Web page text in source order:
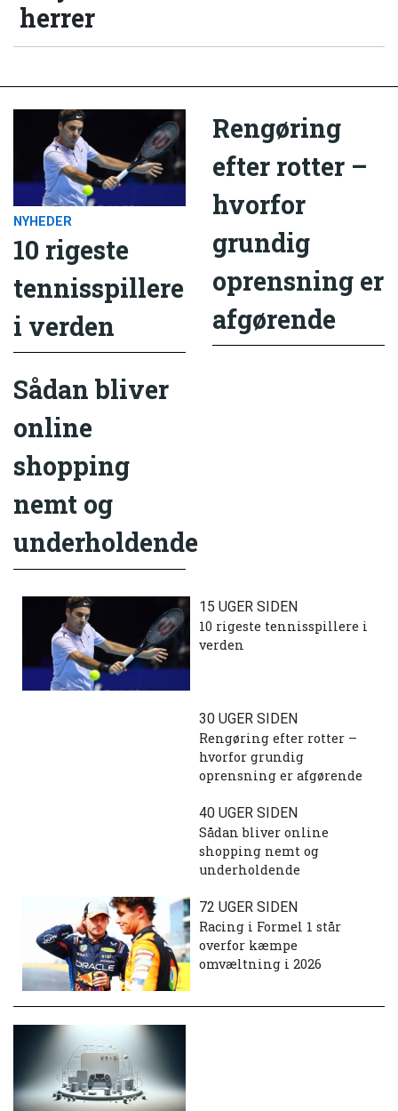
herrer
NYHEDER
10 rigeste
tennisspillere
i verden
Rengøring
efter rotter –
hvorfor
grundig
oprensning er
afgørende
Sådan bliver
online
shopping
nemt og
underholdende
15 UGER SIDEN
10 rigeste tennisspillere i
verden
30 UGER SIDEN
Rengøring efter rotter –
hvorfor grundig
oprensning er afgørende
40 UGER SIDEN
Sådan bliver online
shopping nemt og
underholdende
72 UGER SIDEN
Racing i Formel 1 står
overfor kæmpe
omvæltning i 2026